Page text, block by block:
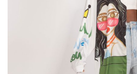
dlaczego wiele osób wybiera tę formę
Komu przyda się odzież